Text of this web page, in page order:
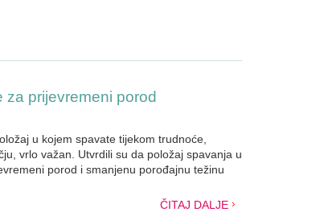
prijevremeni porod
u kojem spavate tijekom trudnoće,
vrlo važan. Utvrdili su da položaj spavanja u
porod i smanjenu porođajnu težinu
ČITAJ DALJE